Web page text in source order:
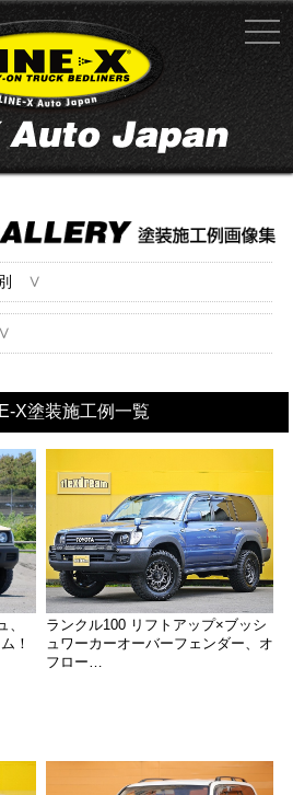
別 ∨
∨
X塗装施工例一覧
、
！
ランクル100 リフトアップ×ブッシ
ュワーカーオーバーフェンダー、オ
フロー…